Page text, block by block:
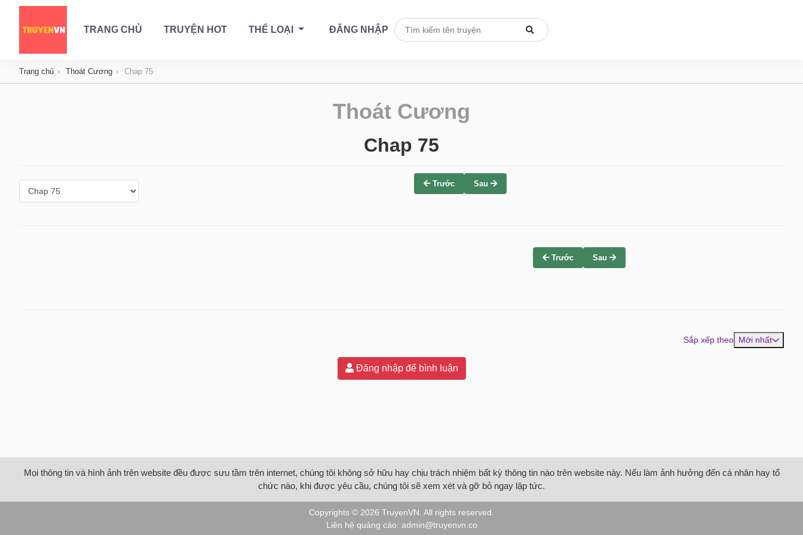
TRANG CHỦ TRUYỆN HOT THỂ LOẠI ĐĂNG NHẬP
Trang chủ Thoát Cương Chap 75
Thoát Cương
Chap 75
Trước Sau
Trước Sau
Sắp xếp theo Mới nhất
Đăng nhập để bình luận
Mọi thông tin và hình ảnh trên website đều được sưu tầm trên internet, chúng tôi không sở hữu hay chịu trách nhiệm bất kỳ thông tin nào trên website này. Nếu làm ảnh hưởng đến cá nhân hay tổ
chức nào, khi được yêu cầu, chúng tôi sẽ xem xét và gỡ bỏ ngay lập tức.
Copyrights © 2026 TruyenVN . All rights reserved.
Liên hệ quảng cáo: admin@truyenvn.co